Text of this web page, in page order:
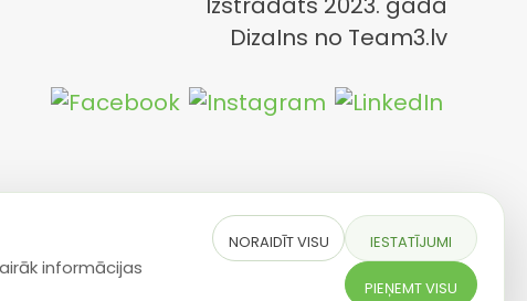
DizaIns no Team3.lv
informācijas
NORAIDĪT VISU IESTATĪJUMI
PIEŅEMT VISU